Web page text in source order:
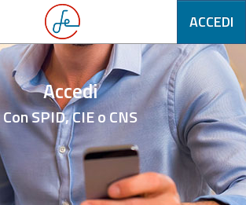
ACCEDI
Accedi
Con SPID, CIE o CNS